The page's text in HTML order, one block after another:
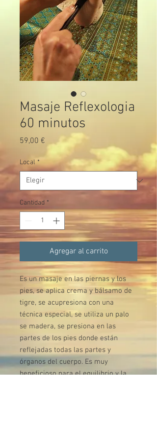
Masaje Reflexologia
60 minutos
59,00 € Precio
Local *
Cantidad *
Agregar al carrito
Es un masaje en las piernas y los
pies, se aplica crema y bálsamo de
tigre, se acupresiona con una
técnica especial, se utiliza un palo
se madera, se presiona en las
partes de los pies donde están
reflejadas todas las partes y
órganos del cuerpo. Es muy
beneficioso para el equilibrio y la